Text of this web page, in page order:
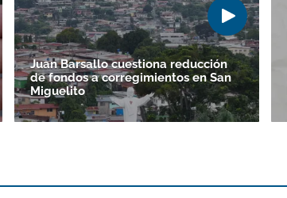
Juan Barsallo cuestiona reducción
de fondos a corregimientos en San
Miguelito